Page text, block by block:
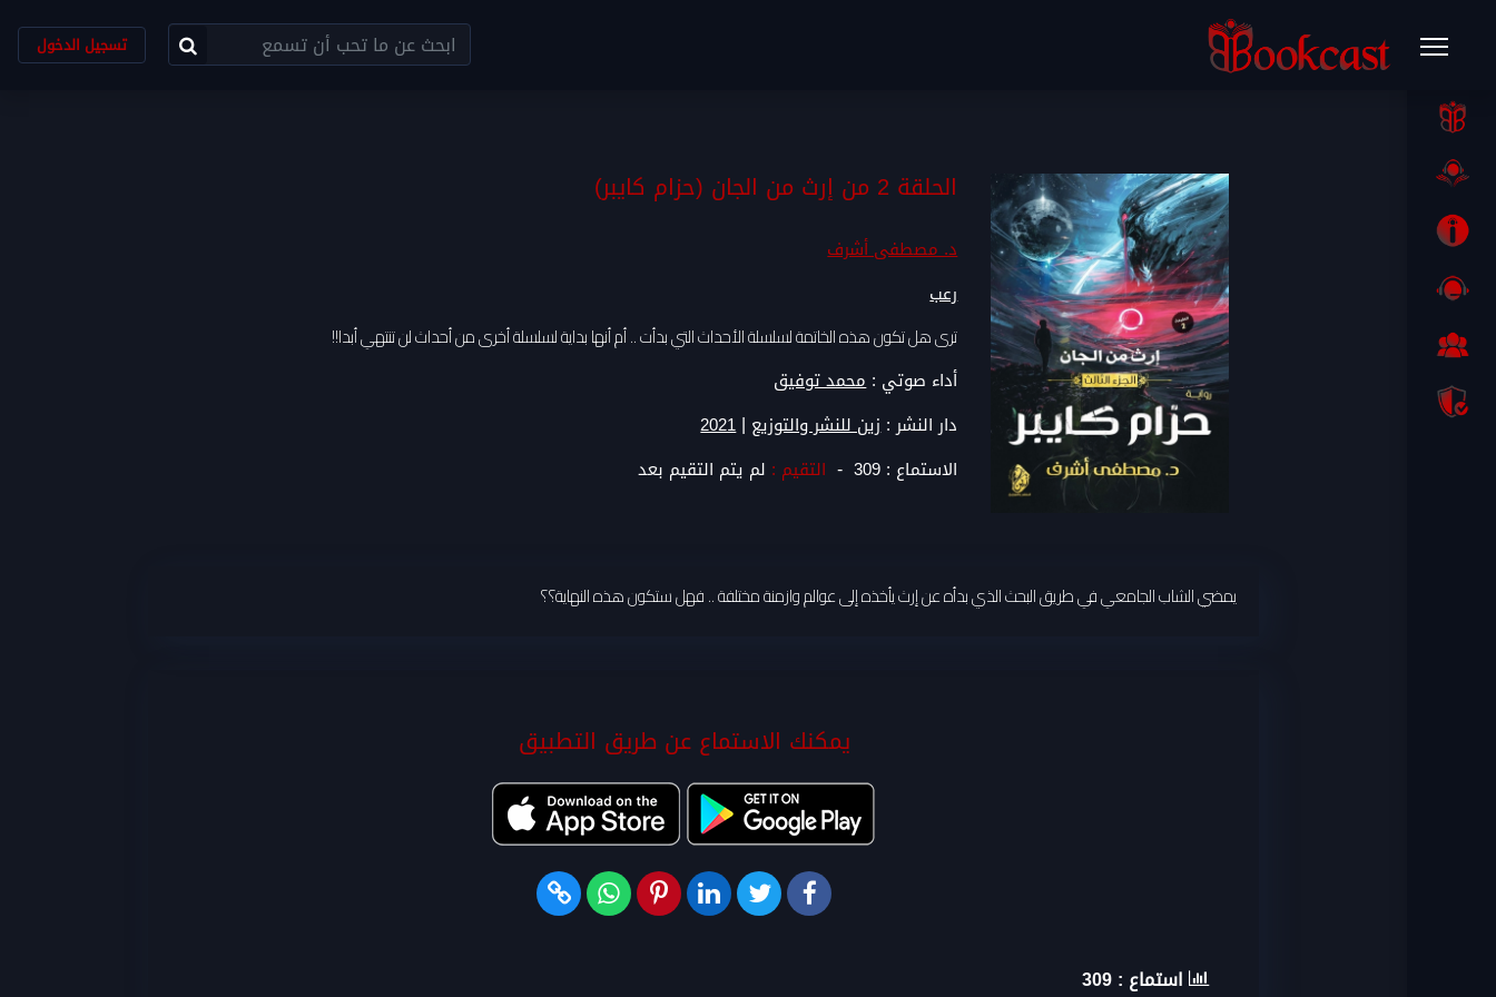
تسجيل الدخول
الحلقة 2 من إرث من الجان (حزام كايبر)
د. مصطفى أشرف
رعب
ترى هل تكون هذه الخاتمة لسلسلة الأحداث التي بدأت .. أم أنها بداية لسلسلة أخرى من أحداث لن تنتهي أبدا!!
أداء صوتي :محمد توفيق
دار النشر :زين للنشر والتوزيع |
2021
الاستماع : 309
- التقيم : لم يتم التقيم بعد
يمضي الشاب الجامعي في طريق البحث الذي بدأه عن إرث يأخذه إلى عوالم وازمنة مختلفة .. فهل ستكون هذه النهاية؟؟
يمكنك الاستماع عن طريق التطبيق
استماع :309